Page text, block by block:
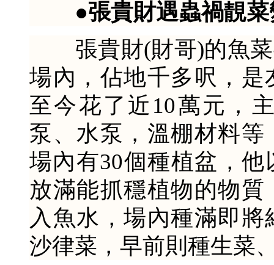
●張貴財遇蟲禍靚
張貴財(財哥)的魚菜
場內，佔地千多呎，
至今花了近10萬元，
泵、水泵，溫棚材料
場內有30個種植盆，
放滿能抓穩植物的物
入魚水，場內種滿即
沙律菜，早前則種生菜